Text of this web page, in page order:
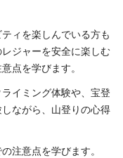
ィを楽しんでいる方も
ジャーを安全に楽しむ
点を学びます。
イミング体験や、宝登
ながら、山登りの心得
注意点を学びます。